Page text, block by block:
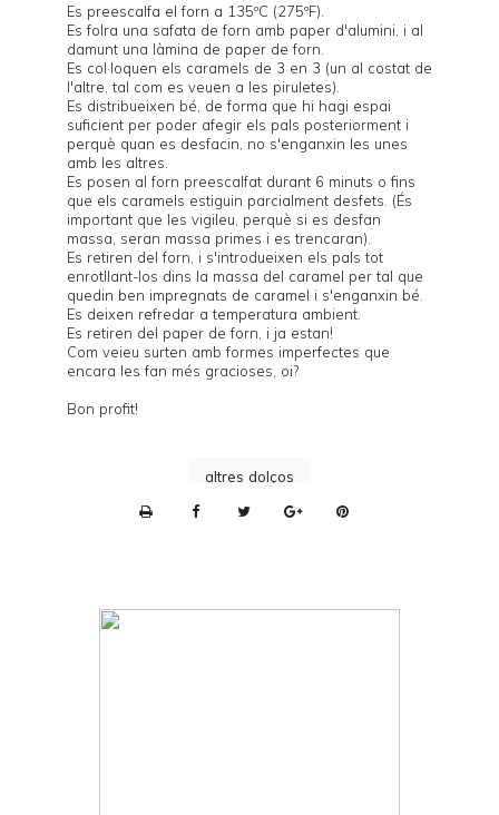
Es preescalfa el forn a 135ºC (275ºF).
Es folra una safata de forn amb paper d'alumini, i al
damunt una làmina de paper de forn.
Es col·loquen els caramels de 3 en 3 (un al costat de
l'altre, tal com es veuen a les piruletes).
Es distribueixen bé, de forma que hi hagi espai
suficient per poder afegir els pals posteriorment i
perquè quan es desfacin, no s'enganxin les unes
amb les altres.
Es posen al forn preescalfat durant 6 minuts o fins
que els caramels estiguin parcialment desfets. (És
important que les vigileu, perquè si es desfan
massa, seran massa primes i es trencaran).
Es retiren del forn, i s'introdueixen els pals tot
enrotllant-los dins la massa del caramel per tal que
quedin ben impregnats de caramel i s'enganxin bé.
Es deixen refredar a temperatura ambient.
Es retiren del paper de forn, i ja estan!
Com veieu surten amb formes imperfectes que
encara les fan més gracioses, oi?
Bon profit!
altres dolços
n